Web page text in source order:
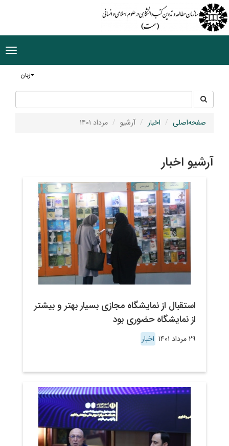
زبان
جستجو
در
سایت
صفحه‌اصلی اخبار آرشیو مرداد ۱۴۰۱
آرشیو اخبار
استقبال از نمایشگاه مجازی بسیار بهتر و بیشتر
از نمایشگاه حضوری بود
۲۹ مرداد ۱۴۰۱ اخبار